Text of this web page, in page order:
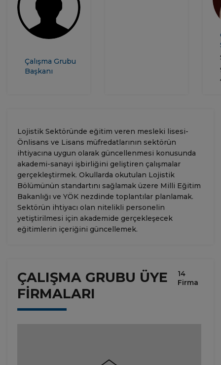
Çalışma Grubu
Başkanı
Lojistik Sektöründe eğitim veren mesleki lisesi-
Önlisans ve Lisans müfredatlarının sektörün
ihtiyacına uygun olarak güncellenmesi konusunda
akademi-sanayi işbirliğini geliştiren çalışmalar
gerçekleştirmek. Okullarda okutulan Lojistik
Bölümünün standartını sağlamak üzere Milli Eğitim
Bakanlığı ve YÖK nezdinde toplantılar planlamak.
Sektörün ihtiyacı olan nitelikli personelin
yetiştirilmesi için akademide gerçekleşecek
eğitimlerin içeriğini güncellemek.
ÇALIŞMA GRUBU ÜYE
FİRMALARI
14
Firma